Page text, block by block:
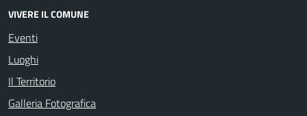
VIVERE IL COMUNE
Eventi
Luoghi
Il Territorio
Galleria Fotografica